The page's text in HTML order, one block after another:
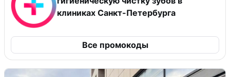
клиниках Санкт-Петербурга
Все промокоды